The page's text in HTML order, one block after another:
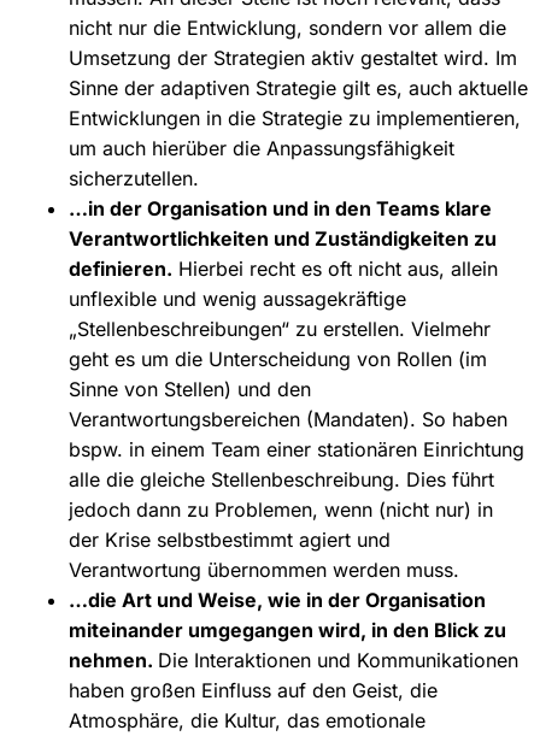
nicht nur die Entwicklung, sondern vor allem die
Umsetzung der Strategien aktiv gestaltet wird. Im
Sinne der adaptiven Strategie gilt es, auch aktuelle
Entwicklungen in die Strategie zu implementieren,
um auch hierüber die Anpassungsfähigkeit
sicherzutellen.
…in der Organisation und in den Teams klare
Verantwortlichkeiten und Zuständigkeiten zu
definieren. Hierbei recht es oft nicht aus, allein
unflexible und wenig aussagekräftige
„Stellenbeschreibungen“ zu erstellen. Vielmehr
geht es um die Unterscheidung von Rollen (im
Sinne von Stellen) und den
Verantwortungsbereichen (Mandaten). So haben
bspw. in einem Team einer stationären Einrichtung
alle die gleiche Stellenbeschreibung. Dies führt
jedoch dann zu Problemen, wenn (nicht nur) in
der Krise selbstbestimmt agiert und
Verantwortung übernommen werden muss.
…die Art und Weise, wie in der Organisation
miteinander umgegangen wird, in den Blick zu
nehmen. Die Interaktionen und Kommunikationen
haben großen Einfluss auf den Geist, die
Atmosphäre, die Kultur, das emotionale